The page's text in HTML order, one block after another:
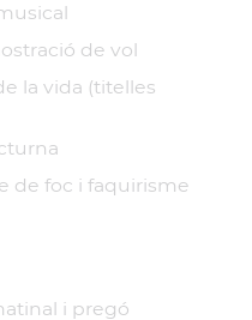
de vol
la vida (titelles
de foc i faquirisme
i pregó